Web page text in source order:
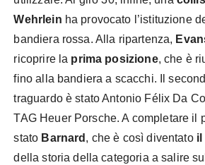
Wehrlein ha provocato l’istituzione
bandiera rossa. Alla ripartenza,
ricoprire la prima posizione, che è
fino alla bandiera a scacchi. Il
traguardo è stato Antonio Félix Da
TAG Heuer Porsche. A completare il
stato Barnard , che è così diventato il
della storia della categoria a salire sul